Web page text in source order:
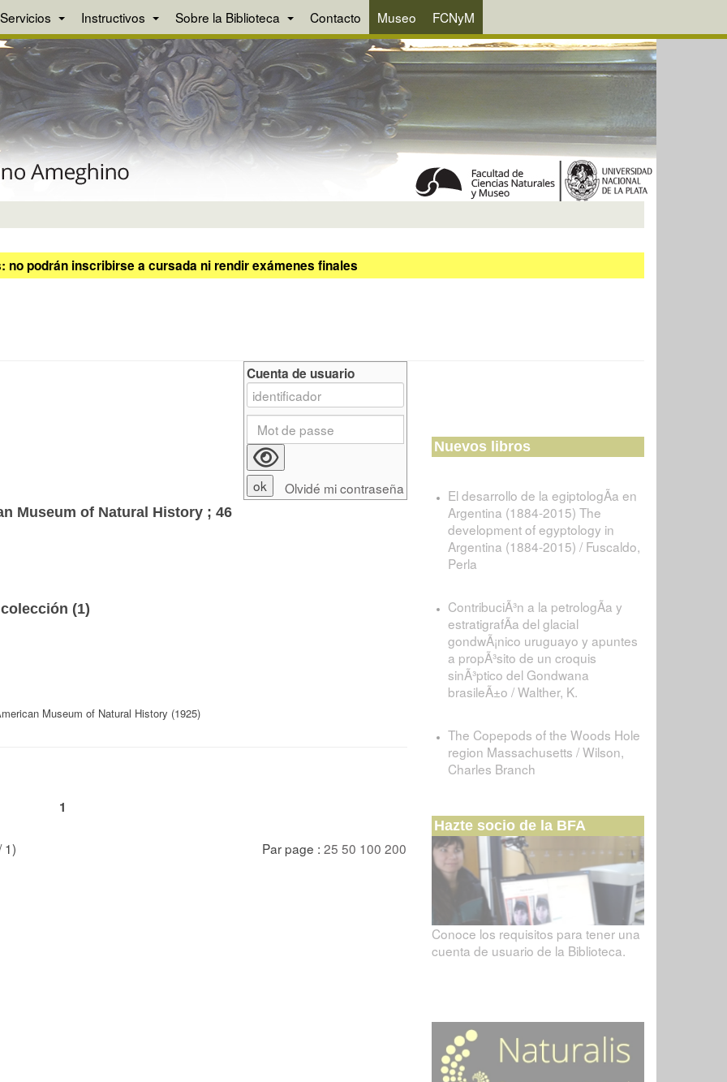
Servicios Instructivos Sobre la Biblioteca Contacto Museo FCNyM
podrán inscribirse a cursada ni rendir exámenes finales
Museum of Natural History ; 46
(1)
Museum of Natural History (1925)
1
1) Par page : 25 50 100 200
Cuenta de usuario
Olvidé mi contraseña
Nuevos libros
El desarrollo de la egiptologÃ­a en
Argentina (1884-2015) The
development of egyptology in
Argentina (1884-2015) / Fuscaldo,
Perla
ContribuciÃ³n a la petrologÃ­a y
estratigrafÃ­a del glacial
gondwÃ¡nico uruguayo y apuntes
a propÃ³sito de un croquis
sinÃ³ptico del Gondwana
brasileÃ±o / Walther, K.
The Copepods of the Woods Hole
region Massachusetts / Wilson,
Charles Branch
Hazte socio de la BFA
Conoce los requisitos para tener una
cuenta de usuario de la Biblioteca.